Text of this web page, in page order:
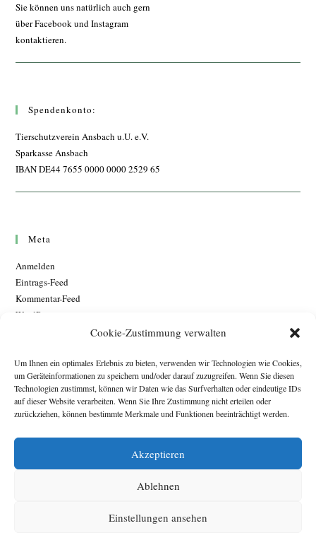
Cookie-Zustimmung verwalten
Um Ihnen ein optimales Erlebnis zu bieten, verwenden wir Technologien wie Cookies,
um Geräteinformationen zu speichern und/oder darauf zuzugreifen. Wenn Sie diesen
Technologien zustimmst, können wir Daten wie das Surfverhalten oder eindeutige IDs
auf dieser Website verarbeiten. Wenn Sie Ihre Zustimmung nicht erteilen oder
zurückziehen, können bestimmte Merkmale und Funktionen beeinträchtigt werden.
Akzeptieren
Ablehnen
Einstellungen ansehen
Sie können uns natürlich auch gern
über Facebook und Instagram
kontaktieren.
Spendenkonto:
Tierschutzverein Ansbach u.U. e.V.
Sparkasse Ansbach
IBAN DE44 7655 0000 0000 2529 65
Meta
Anmelden
Eintrags-Feed
Kommentar-Feed
WordPress.org